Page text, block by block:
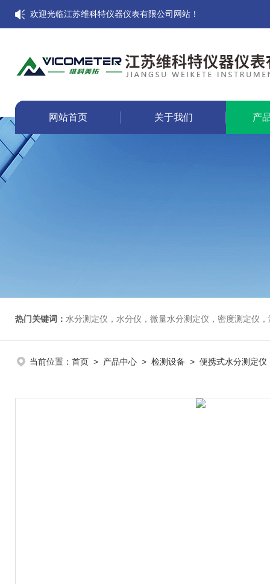
欢迎光临江苏维科特仪器仪表有限公司网站！
网站首页 关于我们 产
热门关键词： 水分测定仪，水分仪，微量水分测定仪，密度测定仪
当前位置： 首页 > 产品中心 > 检测设备 > 便携式水分测定仪